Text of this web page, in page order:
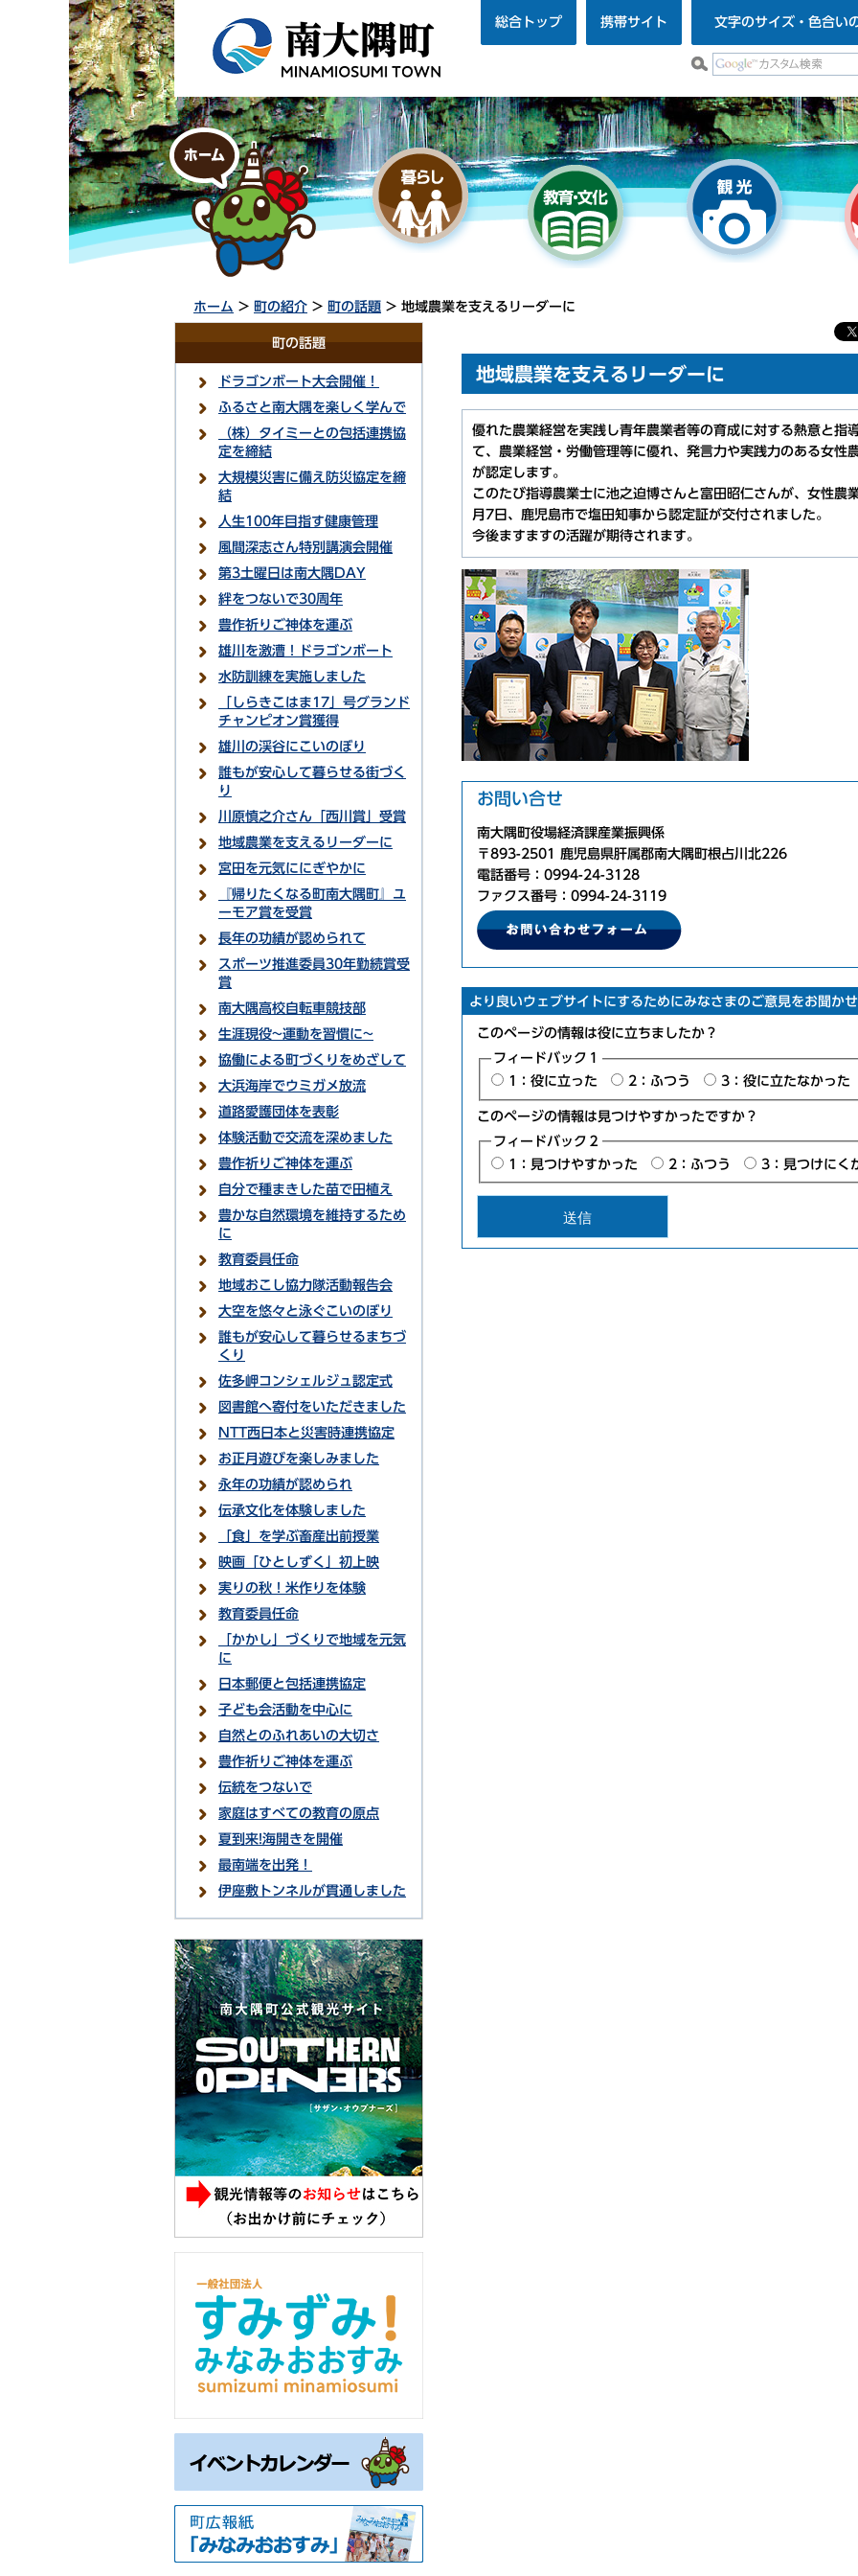
総合トップ 携帯サイト 文字のサイズ・色合い
ホーム > 町の紹介 > 町の話題 > 地域農業を支えるリーダーに
町の話題
ドラゴンボート大会開催！
ふるさと南大隅を楽しく学んで
（株）タイミーとの包括連携協
定を締結
大規模災害に備え防災協定を締
結
人生100年目指す健康管理
風間深志さん特別講演会開催
第3土曜日は南大隅DAY
絆をつないで30周年
豊作祈りご神体を運ぶ
雄川を激漕！ドラゴンボート
水防訓練を実施しました
「しらきこはま17」号グランド
チャンピオン賞獲得
雄川の渓谷にこいのぼり
誰もが安心して暮らせる街づく
り
川原慎之介さん「西川賞」受賞
地域農業を支えるリーダーに
宮田を元気ににぎやかに
『帰りたくなる町南大隅町』ユ
ーモア賞を受賞
長年の功績が認められて
スポーツ推進委員30年勤続賞受
賞
南大隅高校自転車競技部
生涯現役~運動を習慣に~
協働による町づくりをめざして
大浜海岸でウミガメ放流
道路愛護団体を表彰
体験活動で交流を深めました
豊作祈りご神体を運ぶ
自分で種まきした苗で田植え
豊かな自然環境を維持するため
に
教育委員任命
地域おこし協力隊活動報告会
大空を悠々と泳ぐこいのぼり
誰もが安心して暮らせるまちづ
くり
佐多岬コンシェルジュ認定式
図書館へ寄付をいただきました
NTT西日本と災害時連携協定
お正月遊びを楽しみました
永年の功績が認められ
伝承文化を体験しました
「食」を学ぶ畜産出前授業
映画「ひとしずく」初上映
実りの秋！米作りを体験
教育委員任命
「かかし」づくりで地域を元気
に
日本郵便と包括連携協定
子ども会活動を中心に
自然とのふれあいの大切さ
豊作祈りご神体を運ぶ
伝統をつないで
家庭はすべての教育の原点
夏到来!海開きを開催
最南端を出発！
伊座敷トンネルが貫通しました
地域農業を支えるリーダーに
優れた農業経営を実践し青年農業者等の育成に対する熱意と指
て、農業経営・労働管理等に優れ、発言力や実践力のある女性
が認定します。
このたび指導農業士に池之迫博さんと富田昭仁さんが、女性農
月7日、鹿児島市で塩田知事から認定証が交付されました。
今後ますますの活躍が期待されます。
お問い合せ
南大隅町役場経済課産業振興係
〒893-2501 鹿児島県肝属郡南大隅町根占川北226
電話番号：0994-24-3128
ファクス番号：0994-24-3119
より良いウェブサイトにするためにみなさまのご意見をお聞か
このページの情報は役に立ちましたか？
フィードバック１
1：役に立った
2：ふつう 3：役に立たなかった
このページの情報は見つけやすかったですか？
フィードバック２
1：見つけやすかった
2：ふつう 3：見つけにく